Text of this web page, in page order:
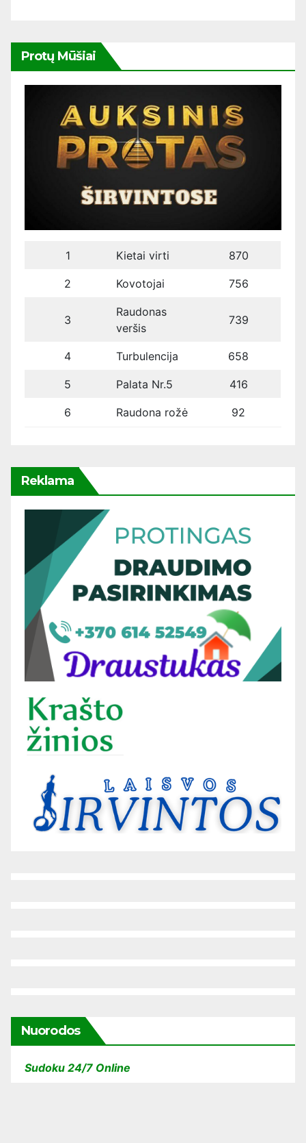
Protų Mūšiai
1 Kietai virti 870
2 Kovotojai 756
3
Raudonas
veršis
739
4 Turbulencija 658
5 Palata Nr.5 416
6 Raudona rožė 92
Reklama
Nuorodos
Sudoku 24/7 Online